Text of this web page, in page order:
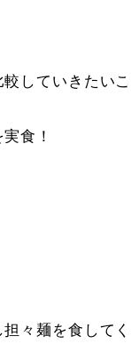
していきたいこ
食！
々麺を食してく